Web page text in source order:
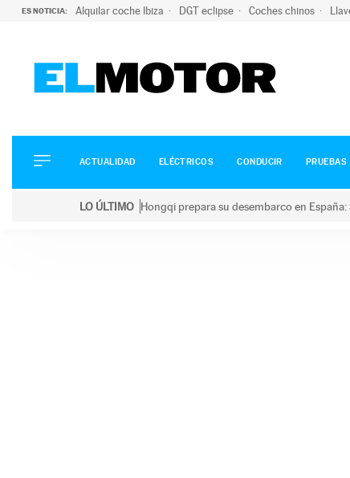
ES NOTICIA: Alquilar coche Ibiza DGT eclipse Coches chinos
ELÉCTRICOS
CONDUCIR
ACTUALIDAD ELÉCTRICOS CONDUCIR PRUEBAS
LO ÚLTIMO Hongqi prepara su desembarco en